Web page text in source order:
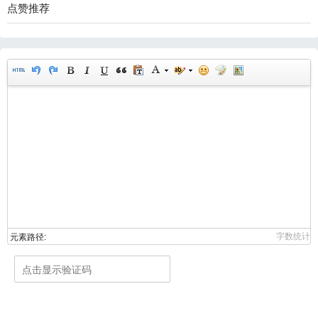
点赞推荐
元素路径: 字数统计